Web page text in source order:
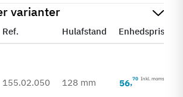
varianter
Ref. Hulafstand Enhedspris
155.02.050 128 mm 56,70 Inkl. moms